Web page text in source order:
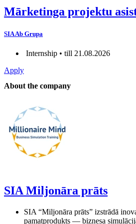
Mārketinga projektu
SIA Ab Grupa
Internship • till 21.08.2026
Apply
About the company
SIA Miljonāra prāts
SIA “Miljonāra prāts” izstrādā
pamatprodukts — biznesa